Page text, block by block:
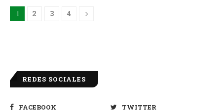
1 2 3 4
REDES SOCIALES
FACEBOOK
TWITTER